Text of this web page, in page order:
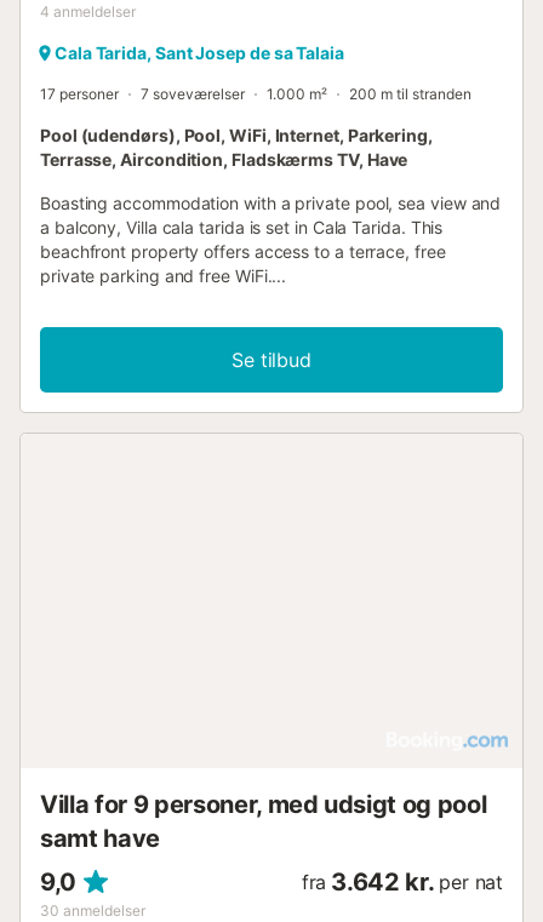
4 anmeldelser
Cala Tarida, Sant Josep de sa Talaia
17 personer 7 soveværelser 1.000 m² 200 m til stranden
Pool (udendørs), Pool, WiFi, Internet, Parkering,
Terrasse, Aircondition, Fladskærms TV, Have
Boasting accommodation with a private pool, sea view and
a balcony, Villa cala tarida is set in Cala Tarida. This
beachfront property offers access to a terrace, free
private parking and free WiFi....
Se tilbud
Villa for 9 personer, med udsigt og pool
samt have
9,0
30 anmeldelser
fra 3.642 kr. per nat